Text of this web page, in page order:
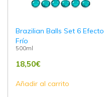
Brazilian Balls Set 6 Efecto
Frío
500ml
18,50€
Añadir al carrito